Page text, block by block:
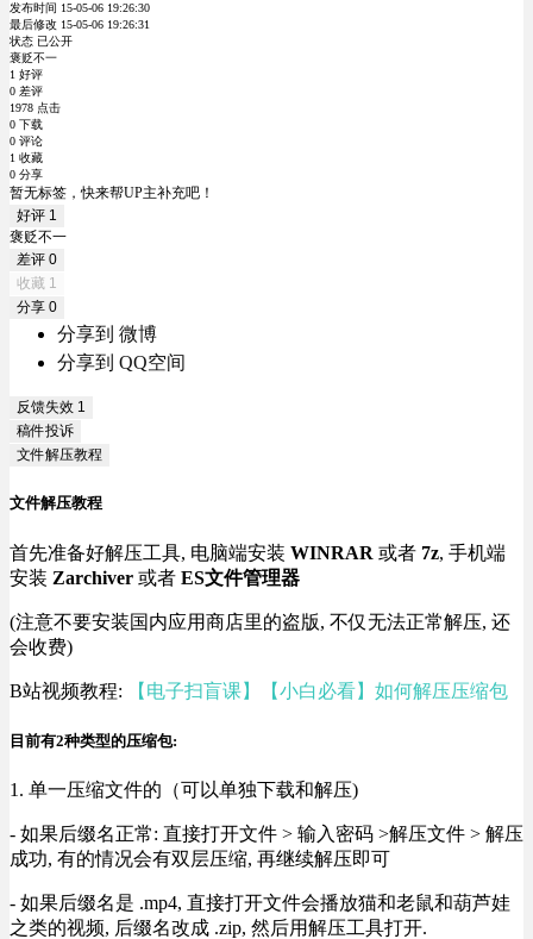
发布时间 15-05-06 19:26:30
最后修改 15-05-06 19:26:31
状态 已公开
褒贬不一
1 好评
0 差评
1978 点击
0 下载
0 评论
1 收藏
0 分享
暂无标签，快来帮UP主补充吧！
好评 1
褒贬不一
差评 0
收藏 1
分享 0
分享到 微博
分享到 QQ空间
反馈失效 1
稿件投诉
文件解压教程
文件解压教程
首先准备好解压工具, 电脑端安装 WINRAR 或者 7z, 手机端
安装 Zarchiver 或者 ES文件管理器
(注意不要安装国内应用商店里的盗版, 不仅无法正常解压, 还
会收费)
B站视频教程: 【电子扫盲课】【小白必看】如何解压压缩包
目前有2种类型的压缩包:
1. 单一压缩文件的（可以单独下载和解压)
- 如果后缀名正常: 直接打开文件 > 输入密码 >解压文件 > 解压
成功, 有的情况会有双层压缩, 再继续解压即可
- 如果后缀名是 .mp4, 直接打开文件会播放猫和老鼠和葫芦娃
之类的视频, 后缀名改成 .zip, 然后用解压工具打开.